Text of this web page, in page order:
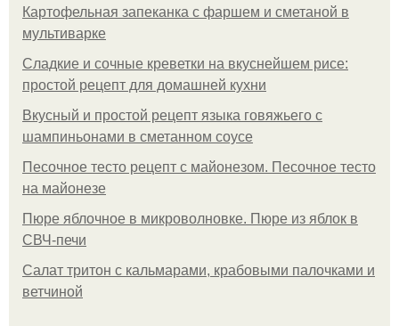
Картофельная запеканка с фаршем и сметаной в
мультиварке
Сладкие и сочные креветки на вкуснейшем рисе:
простой рецепт для домашней кухни
Вкусный и простой рецепт языка говяжьего с
шампиньонами в сметанном соусе
Песочное тесто рецепт с майонезом. Песочное тесто
на майонезе
Пюре яблочное в микроволновке. Пюре из яблок в
СВЧ-печи
Салат тритон с кальмарами, крабовыми палочками и
ветчиной